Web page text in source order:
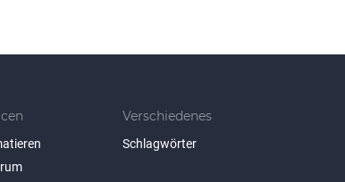
Verschiedenes
Schlagwörter